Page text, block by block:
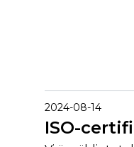
2024-08-14
ISO-